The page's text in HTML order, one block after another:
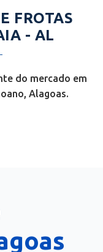
FROTAS
- AL
do mercado em
Alagoas.